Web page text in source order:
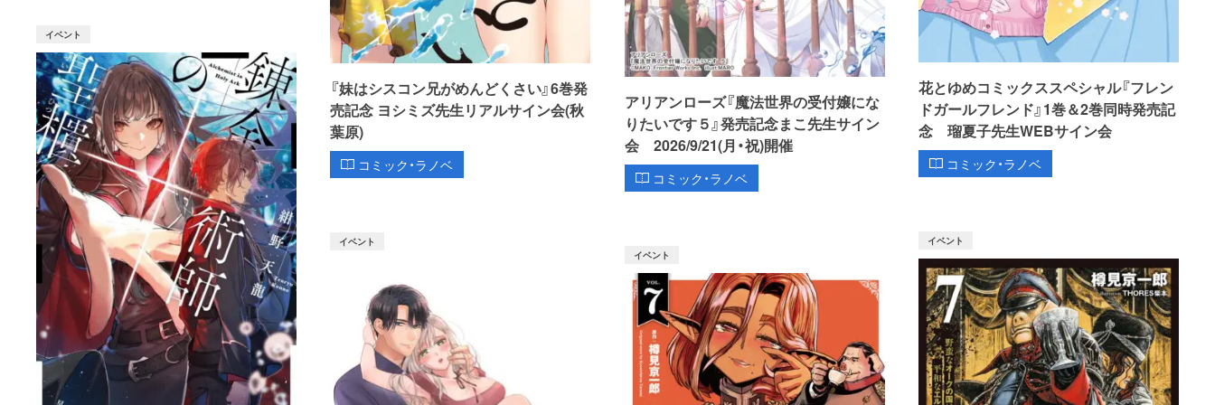
『妹はシスコン兄がめんどくさい』6巻発
売記念 ヨシミズ先生リアルサイン会(秋
葉原)
コミック・ラノベ
アリアンローズ『魔法世界の受付嬢にな
りたいです５』発売記念まこ先生サイン
会 2026/9/21(月・祝)開催
コミック・ラノベ
花とゆめコミックススペシャル『フレン
ドガールフレンド』1巻＆2巻同時発売記
念 瑠夏子先生WEBサイン会
コミック・ラノベ
イベント
イベント
イベント
イベント